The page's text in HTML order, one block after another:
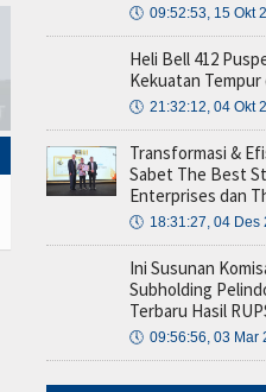
🕔 09:52:53, 15 Okt
Heli Bell 412
Kekuatan Tempur
🕔 21:32:12, 04 Okt
Transformasi &
Sabet The Best
Enterprises dan
🕔 18:31:27, 04 Des
Ini Susunan
Subholding
Terbaru Hasil
🕔 09:56:56, 03 Mar